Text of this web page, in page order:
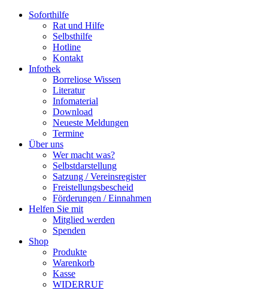
Soforthilfe
Rat und Hilfe
Selbsthilfe
Hotline
Kontakt
Infothek
Borreliose Wissen
Literatur
Infomaterial
Download
Neueste Meldungen
Termine
Über uns
Wer macht was?
Selbstdarstellung
Satzung / Vereinsregister
Freistellungsbescheid
Förderungen / Einnahmen
Helfen Sie mit
Mitglied werden
Spenden
Shop
Produkte
Warenkorb
Kasse
WIDERRUF